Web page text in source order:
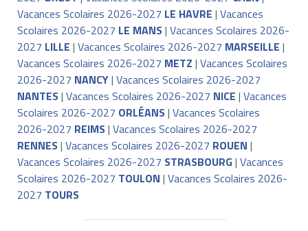
Vacances Scolaires 2026-2027 LE HAVRE | Vacances
Scolaires 2026-2027 LE MANS| Vacances Scolaires 2026-
2027 LILLE | Vacances Scolaires 2026-2027 MARSEILLE |
Vacances Scolaires 2026-2027 METZ | Vacances Scolaires
2026-2027 NANCY| Vacances Scolaires 2026-2027
NANTES| Vacances Scolaires 2026-2027 NICE | Vacances
Scolaires 2026-2027 ORLÉANS| Vacances Scolaires
2026-2027 REIMS| Vacances Scolaires 2026-2027
RENNES| Vacances Scolaires 2026-2027 ROUEN |
Vacances Scolaires 2026-2027 STRASBOURG| Vacances
Scolaires 2026-2027 TOULON | Vacances Scolaires 2026-
2027 TOURS